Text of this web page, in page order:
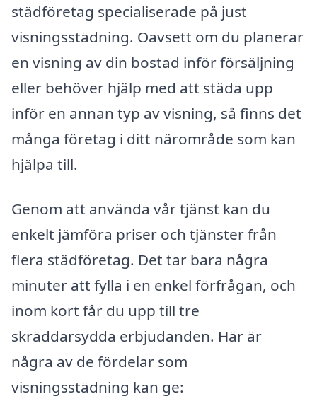
städföretag specialiserade på just
visningsstädning. Oavsett om du planerar
en visning av din bostad inför försäljning
eller behöver hjälp med att städa upp
inför en annan typ av visning, så finns det
många företag i ditt närområde som kan
hjälpa till.
Genom att använda vår tjänst kan du
enkelt jämföra priser och tjänster från
flera städföretag. Det tar bara några
minuter att fylla i en enkel förfrågan, och
inom kort får du upp till tre
skräddarsydda erbjudanden. Här är
några av de fördelar som
visningsstädning kan ge: